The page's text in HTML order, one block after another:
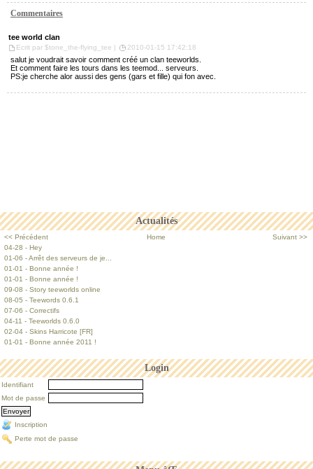
Actualités
<< Précédent Home
Suivant >>
04-28 - Hey
01-06 - Arrêt des serveurs de je...
01-01 - Bonne année !
01-01 - Bonne année !
09-08 - Story teeworlds online
08-05 - Teewords 0.6.1
07-06 - Correctifs
04-11 - Teeworlds 0.6.0
02-04 - Skins Harricote [FR]
01-01 - Bonne année 2011 !
Login
Identifiant
Mot de passe
Inscription
Perte mot de passe
Commentaires
tee world clan
Ecrit par $tone_the-flying_tee | 2010-01-15 17:42:18
salut je voudrait savoir comment créé un clan teeworlds.
Et comment faire les tours dans les teemod... serveurs.
PS:je cherche alor aussi des gens (gars et fille) qui fon avec.